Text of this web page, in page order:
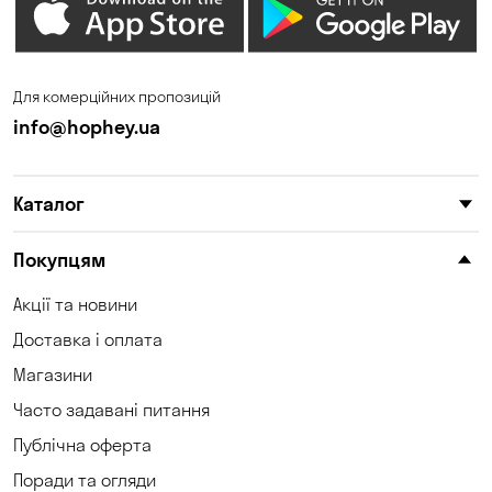
Южне
Для комерційних пропозицій
info@hophey.ua
Каталог
Покупцям
Акції та новини
Доставка і оплата
Магазини
Часто задавані питання
Публічна оферта
Поради та огляди